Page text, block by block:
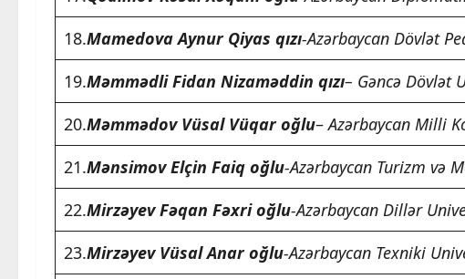
18.Mamedova Aynur Qiyas qızı-Azərbaycan Dövlət
19.Məmmədli Fidan Nizaməddin qızı– Gəncə Dövlət
20.Məmmədov Vüsal Vüqar oğlu–Azərbaycan Milli
21.Mənsimov Elçin Faiq oğlu-Azərbaycan Turizm və
22.Mirzəyev Fəqan Fəxri oğlu-Azərbaycan Dillər
23.Mirzəyev Vüsal Anar oğlu-Azərbaycan Texniki